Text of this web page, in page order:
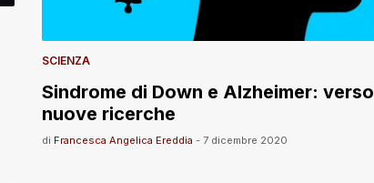
SCIENZA
Sindrome di Down e Alzheimer: verso
nuove ricerche
di Francesca Angelica Ereddia - 7 dicembre 2020